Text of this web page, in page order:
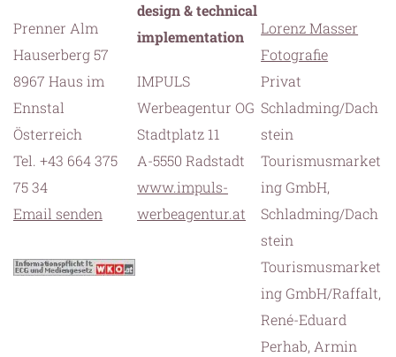
Prenner Alm
Hauserberg 57
8967 Haus im
Ennstal
Österreich
Tel. +43 664 375
75 34
Email senden
design & technical
implementation
IMPULS
Werbeagentur OG
Stadtplatz 11
A-5550 Radstadt
www.impuls-
werbeagentur.at
Lorenz Masser
Fotografie
Privat
Schladming/Dach
stein
Tourismusmarket
ing GmbH,
Schladming/Dach
stein
Tourismusmarket
ing GmbH/Raffalt,
René-Eduard
Perhab, Armin